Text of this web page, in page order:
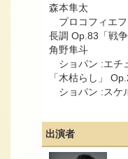
森本隼太
プロコフィエフ
長調 Op.83「戦争
角野隼斗
ショパン :エチ
「木枯らし」
ショパン :ス
出演者